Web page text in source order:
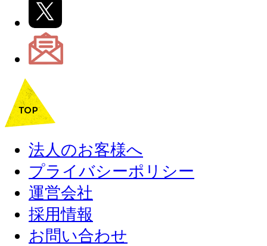
法人のお客様へ
プライバシーポリシー
運営会社
採用情報
お問い合わせ